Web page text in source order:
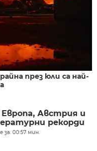
през юли са най-
Австрия и
рекорди
за: 00:57 мин.